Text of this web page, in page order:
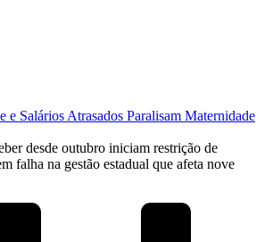
e Salários Atrasados Paralisam Maternidade
desde outubro iniciam restrição de
falha na gestão estadual que afeta nove